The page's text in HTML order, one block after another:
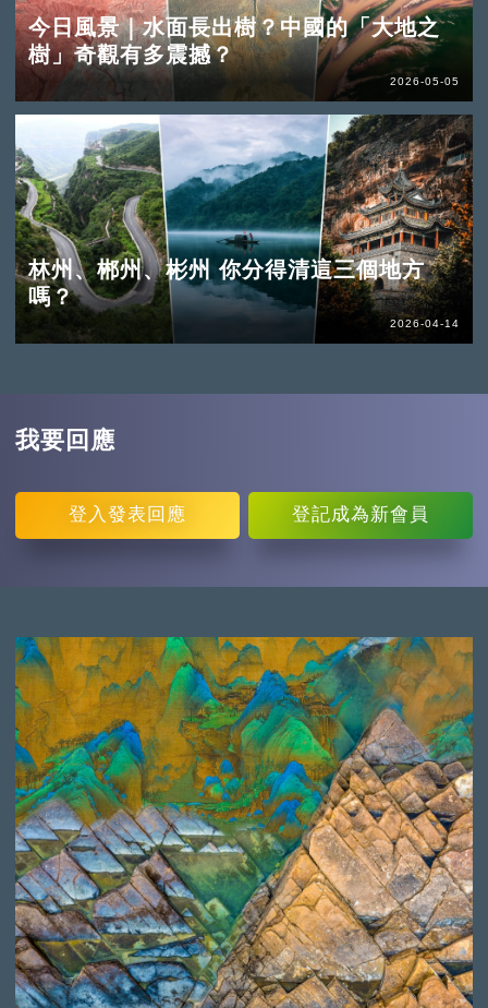
今日風景｜水面長出樹？中國的「大地之
樹」奇觀有多震撼？
2026-05-05
林州、郴州、彬州 你分得清這三個地方
嗎？
2026-04-14
我要回應
登入 發表回應 登記成為新會員